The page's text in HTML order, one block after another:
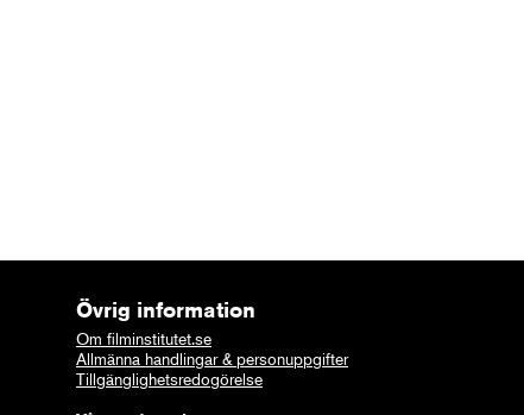
Övrig information
Om filminstitutet.se
Allmänna handlingar & personuppgifter
Tillgänglighetsredogörelse